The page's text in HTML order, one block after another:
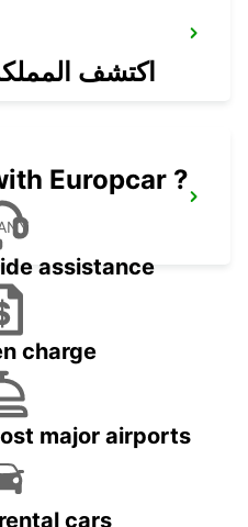
اكتشف
Europcar ?
assistance
charge
major airports
cars